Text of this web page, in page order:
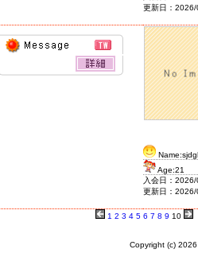
更新日：
Age:21
入会日：
更新日：
1 2 3 4 5 6 7 8 9 10
Copyright (c) 2026